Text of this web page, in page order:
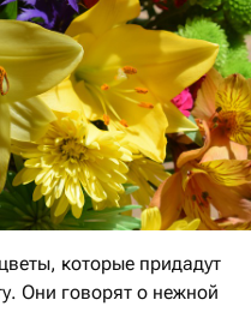
которые придадут
Они говорят о нежной